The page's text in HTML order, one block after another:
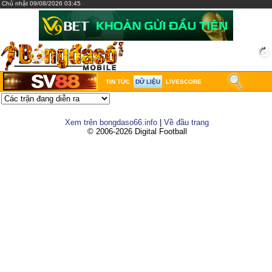
Chủ nhật 09/08/2026 03:45
TIN TỨC DỮ LIỆU LIVESCORE
Xem trên bongdaso66.info
Về đầu trang
© 2006-2026 Digital Football